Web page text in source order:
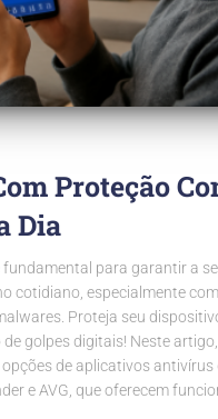
Proteção
Dia
fundamental para garantir a
cotidiano, especialmente
Proteja seu
golpes digitais! Neste
de aplicativos antivírus
e AVG, que oferecem